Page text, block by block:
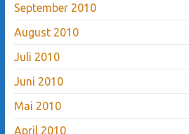
September 2010
August 2010
Juli 2010
Juni 2010
Mai 2010
April 2010